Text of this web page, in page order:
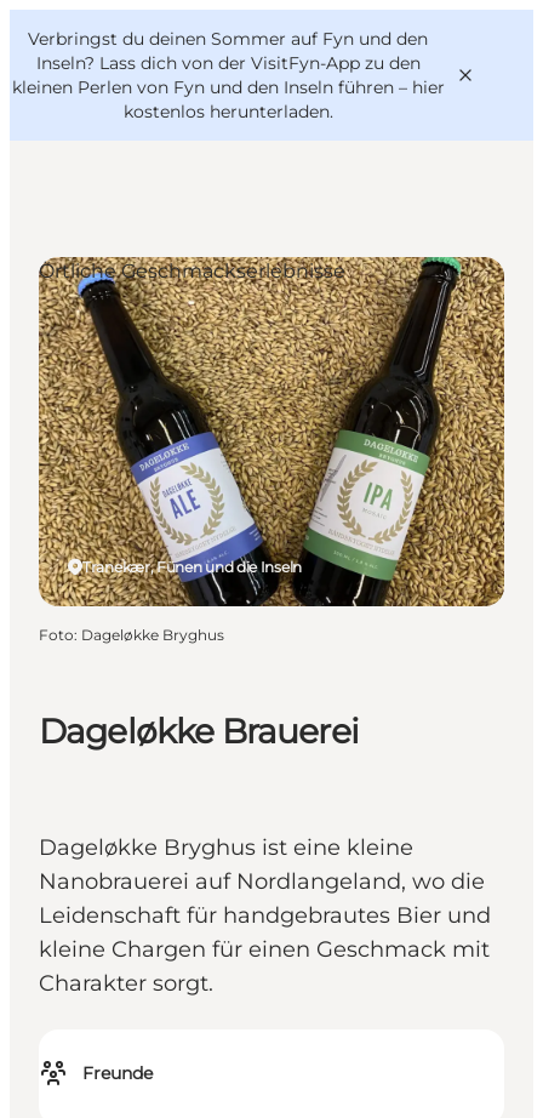
Verbringst du deinen Sommer auf Fyn und den
Inseln? Lass dich von der VisitFyn-App zu den
kleinen Perlen von Fyn und den Inseln führen – hier
kostenlos herunterladen.
Reise Ideen
Outdoor & bike
Essen & trinken
Übernachtung
VisitFyn
Deutsch
Dageløkke Brauerei
Dageløkke Bryghus ist eine kleine
Nanobrauerei auf Nordlangeland, wo die
Leidenschaft für handgebrautes Bier und
kleine Chargen für einen Geschmack mit
Charakter sorgt.
Freunde
Tranekær, Fünen und die Inseln
Örtliche Geschmackserlebnisse
Foto: Dageløkke Bryghus